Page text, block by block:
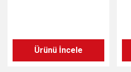
Ürünü İncele